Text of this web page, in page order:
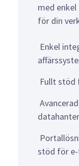
med
för din
Enkel
Fullt stöd
stöd för